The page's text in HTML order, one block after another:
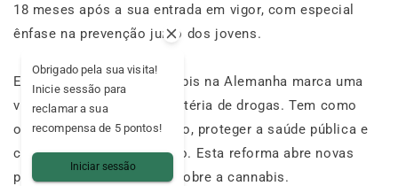
18 meses após a sua entrada em vigor, com especial
ênfase na prevenção junto dos jovens.
Esta legalização da cannabis na Alemanha marca uma
viragem na política em matéria de drogas. Tem como
objetivo regular o consumo, proteger a saúde pública e
combater o mercado negro. Esta reforma abre novas
portas e uma nova visão sobre a cannabis.
Obrigado pela sua visita!
Inicie sessão para
reclamar a sua
recompensa de 5 pontos!
Iniciar sessão